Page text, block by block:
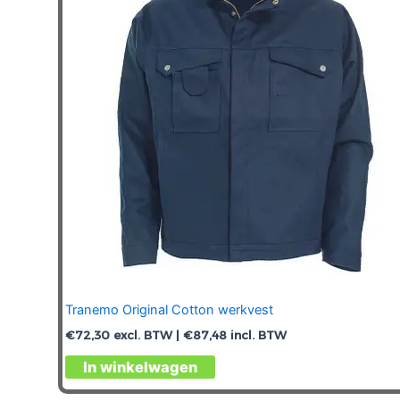
Tranemo Original Cotton werkvest
€72,30 excl. BTW | €87,48 incl. BTW
In winkelwagen
Dit
product